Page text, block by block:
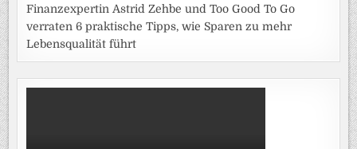
Finanzexpertin Astrid Zehbe und Too Good To Go
verraten 6 praktische Tipps, wie Sparen zu mehr
Lebensqualität führt